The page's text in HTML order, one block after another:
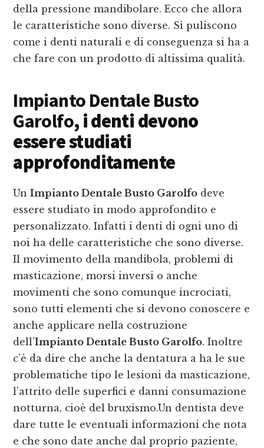
della pressione mandibolare. Ecco che allora
le caratteristiche sono diverse. Si puliscono
come i denti naturali e di conseguenza si ha a
che fare con un prodotto di altissima qualità.
Impianto Dentale Busto
Garolfo, i denti devono
essere studiati
approfonditamente
UnImpianto Dentale Busto Garolfo deve
essere studiato in modo approfondito e
personalizzato. Infatti i denti di ogni uno di
noi ha delle caratteristiche che sono diverse.
Il movimento della mandibola, problemi di
masticazione, morsi inversi o anche
movimenti che sono comunque incrociati,
sono tutti elementi che si devono conoscere e
anche applicare nella costruzione
dell’Impianto Dentale Busto Garolfo. Inoltre
c’è da dire che anche la dentatura a ha le sue
problematiche tipo le lesioni da masticazione,
l’attrito delle superfici e danni consumazione
notturna, cioè del bruxismo.Un dentista deve
dare tutte le eventuali informazioni che nota
e che sono date anche dal proprio paziente,